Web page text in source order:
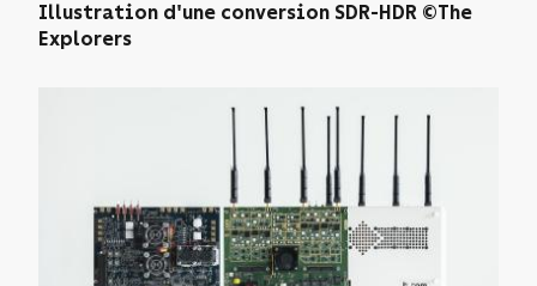
Illustration d'une conversion SDR-HDR ©The
Explorers